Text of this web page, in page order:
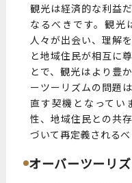
観光は経済的な利益
なるべきです。観光
人々が出会い、理解
と地域住民が相互に
とで、観光はより豊
ーツーリズムの問題
直す契機となってい
性、地域住民との共
づいて再定義されるべ
オーバーツーリ